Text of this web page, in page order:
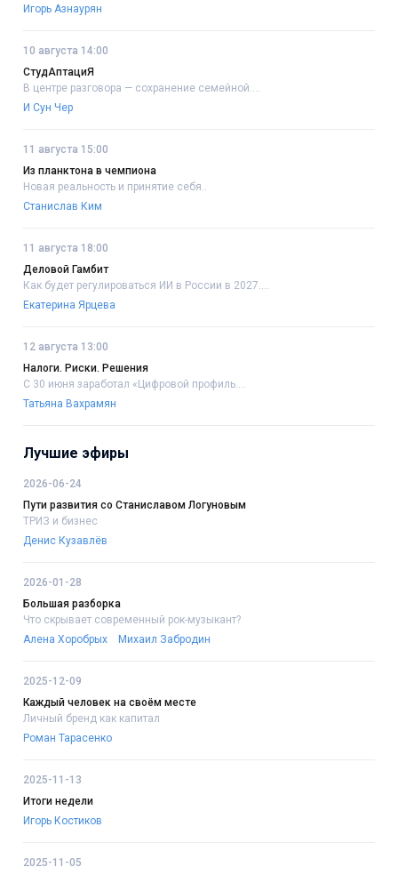
Игорь Азнаурян
10 августа 14:00
СтудАптациЯ
В центре разговора — сохранение семейной....
И Сун Чер
11 августа 15:00
Из планктона в чемпиона
Новая реальность и принятие себя..
Станислав Ким
11 августа 18:00
Деловой Гамбит
Как будет регулироваться ИИ в России в 2027....
Екатерина Ярцева
12 августа 13:00
Налоги. Риски. Решения
С 30 июня заработал «Цифровой профиль....
Татьяна Вахрамян
Лучшие эфиры
2026-06-24
Пути развития со Станиславом Логуновым
ТРИЗ и бизнес
Денис Кузавлёв
2026-01-28
Большая разборка
Что скрывает современный рок-музыкант?
Алена Хоробрых
Михаил Забродин
2025-12-09
Каждый человек на своём месте
Личный бренд как капитал
Роман Тарасенко
2025-11-13
Итоги недели
Игорь Костиков
2025-11-05